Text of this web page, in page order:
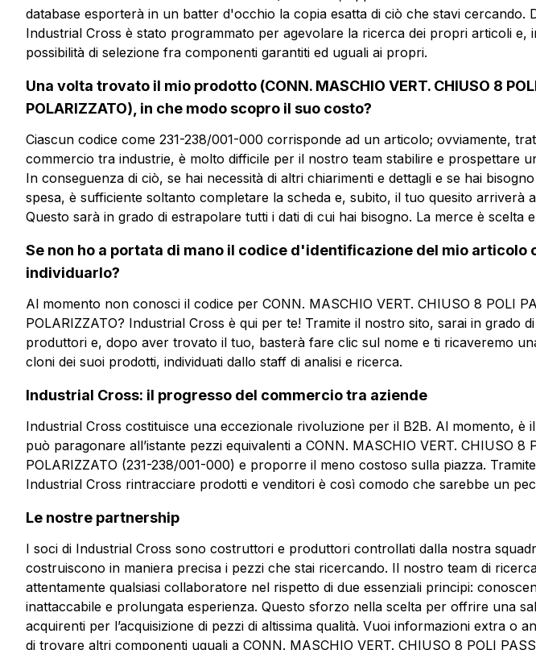
CMP208-7.5-CV
CONN. MASCHIO VERT. CHIUSO 8 POLI
Scheda tecnica
Azienda
database esporterà in un batter d'occhio la copia esatta di ciò che stavi cercando.
Industrial Cross è stato programmato per agevolare la ricerca dei propri articoli e,
possibilità di selezione fra componenti garantiti ed uguali ai propri.
Una volta trovato il mio prodotto (CONN. MASCHIO VERT. CHIUSO 8
POLARIZZATO), in che modo scopro il suo costo?
Ciascun codice come 231-238/001-000 corrisponde ad un articolo; ovviamente,
commercio tra industrie, è molto difficile per il nostro team stabilire e prospettare
In conseguenza di ciò, se hai necessità di altri chiarimenti e dettagli e se hai
spesa, è sufficiente soltanto completare la scheda e, subito, il tuo quesito arriverà
Questo sarà in grado di estrapolare tutti i dati di cui hai bisogno. La merce è scelta
Se non ho a portata di mano il codice d'identificazione del mio articolo
individuarlo?
Al momento non conosci il codice per CONN. MASCHIO VERT. CHIUSO 8 POLI
POLARIZZATO? Industrial Cross è qui per te! Tramite il nostro sito, sarai in grado
produttori e, dopo aver trovato il tuo, basterà fare clic sul nome e ti ricaveremo
cloni dei suoi prodotti, individuati dallo staff di analisi e ricerca.
Industrial Cross: il progresso del commercio tra aziende
Industrial Cross costituisce una eccezionale rivoluzione per il B2B. Al momento, è
può paragonare all’istante pezzi equivalenti a CONN. MASCHIO VERT. CHIUSO 8
POLARIZZATO (231-238/001-000) e proporre il meno costoso sulla piazza.
Industrial Cross rintracciare prodotti e venditori è così comodo che sarebbe un
Le nostre partnership
I soci di Industrial Cross sono costruttori e produttori controllati dalla nostra
costruiscono in maniera precisa i pezzi che stai ricercando. Il nostro team di
attentamente qualsiasi collaboratore nel rispetto di due essenziali principi:
inattaccabile e prolungata esperienza. Questo sforzo nella scelta per offrire una
acquirenti per l’acquisizione di pezzi di altissima qualità. Vuoi informazioni extra o
di trovare altri componenti uguali a CONN. MASCHIO VERT. CHIUSO 8 POLI